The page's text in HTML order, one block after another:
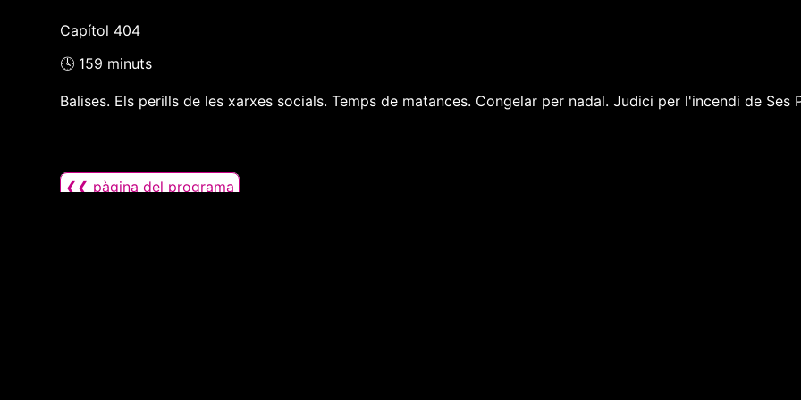
Capítol 404
🕓 159 minuts
Balises. Els perills de les xarxes socials. Temps de matances. Congelar per nadal. Judici per l'incendi de Ses
❮❮ pàgina del programa